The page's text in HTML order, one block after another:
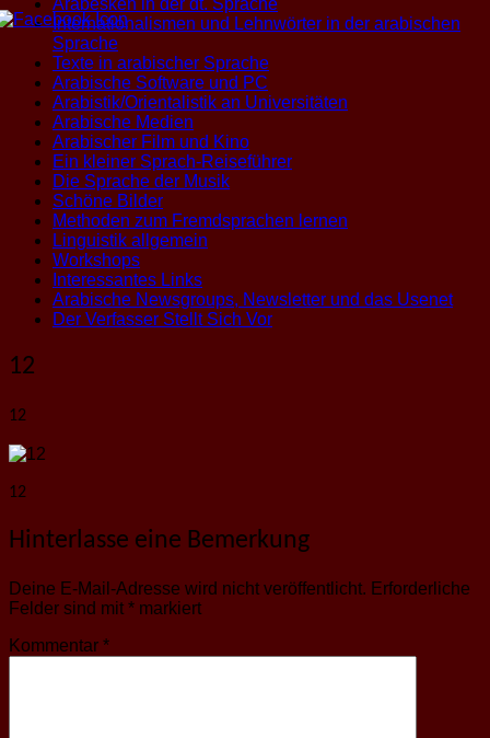
Arabesken in der dt. Sprache
Internationalismen und Lehnwörter in der arabischen
Sprache
Texte in arabischer Sprache
Arabische Software und PC
Arabistik/Orientalistik an Universitäten
Arabische Medien
Arabischer Film und Kino
Ein kleiner Sprach-Reiseführer
Die Sprache der Musik
Schöne Bilder
Methoden zum Fremdsprachen lernen
Linguistik allgemein
Workshops
Interessantes Links
Arabische Newsgroups, Newsletter und das Usenet
Der Verfasser Stellt Sich Vor
12
12
12
Hinterlasse eine Bemerkung
Deine E-Mail-Adresse wird nicht veröffentlicht. Erforderliche
Felder sind mit * markiert
Kommentar *